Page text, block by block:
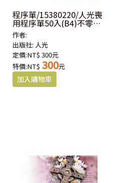
程序單/15380220/人光喪
用程序單50入(B4)不零售-
希伯來書十一章16節
作者:
出版社: 人光
定價:NT$ 300元
特價:NT$ 300元